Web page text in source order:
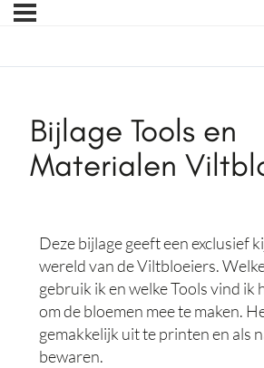
Bijlage Tools en
Materialen
Deze bijlage geeft een exclusief
wereld van de Viltbloeiers.
gebruik ik en welke Tools vind ik
om de bloemen mee te maken.
gemakkelijk uit te printen en als
bewaren.